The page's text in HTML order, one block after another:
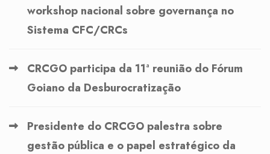
workshop nacional sobre governança no
Sistema CFC/CRCs
CRCGO participa da 11ª reunião do Fórum
Goiano da Desburocratização
Presidente do CRCGO palestra sobre
gestão pública e o papel estratégico da